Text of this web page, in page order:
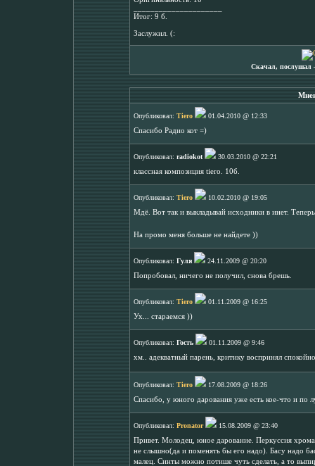
Итог: 9 б.
Заслужил. (:
Скачал, послушал
Опубликовал: Tiero
01.04.2010 @ 12:33
Спасибо Радио кот =)
Опубликовал: radiokot
30.03.2010 @ 22:21
классная композиция tiero. 10б.
Опубликовал: Tiero
10.02.2010 @ 19:05
Мдё. Вот так и выкладывай исходники в инет.
На промо меня больше не найдете ))
Опубликовал: Гуля
24.11.2009 @ 20:20
Попробовал, ничего не получил, снова брешь.
Опубликовал: Tiero
01.11.2009 @ 16:25
Ух... стараемся ))
Опубликовал: Гость
01.11.2009 @ 9:46
хм.. адекватный парень, критику воспринял
Опубликовал: Tiero
17.08.2009 @ 18:26
Спасибо, у юного дарования уже есть кое-что и по
Опубликовал: Pronator
15.08.2009 @ 23:40
Привет. Молодец, юное дарование. Перкуссия
не слышно(да и поменять бы его надо). Басу надо
малец. Синты можно потише чуть сделать, а то